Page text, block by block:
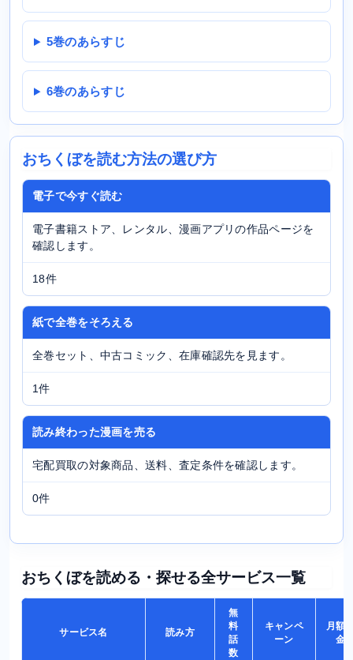
5巻のあらすじ
6巻のあらすじ
おちくぼを読む方法の選び方
電子で今すぐ読む
電子書籍ストア、レンタル、漫画アプリの作品ページを
確認します。
18件
紙で全巻をそろえる
全巻セット、中古コミック、在庫確認先を見ます。
1件
読み終わった漫画を売る
宅配買取の対象商品、送料、査定条件を確認します。
0件
おちくぼを読める・探せる全サービス一覧
サービス名 読み方
無
料
話
数
キャンペ
ーン
月額
金